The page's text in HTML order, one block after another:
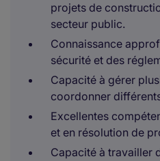
projets de
secteur public.
Connaissance
sécurité et des
Capacité à gérer
coordonner
Excellentes
et en résolution de
Capacité à travailler